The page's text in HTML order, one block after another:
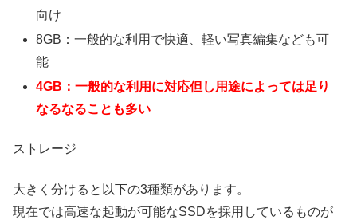
向け
8GB：一般的な利用で快適、軽い写真編集なども可
能
4GB：一般的な利用に対応但し用途によっては足り
なるなることも多い
ストレージ
大きく分けると以下の3種類があります。
現在では高速な起動が可能なSSDを採用しているものが